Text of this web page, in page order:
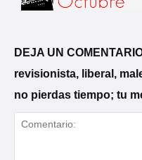
DEJA UN
revisionista, liberal,
no pierdas tiempo; tu